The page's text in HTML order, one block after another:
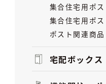
集合住宅用ポ
集合住宅用ポス
ポスト関連商品
宅配ボックス